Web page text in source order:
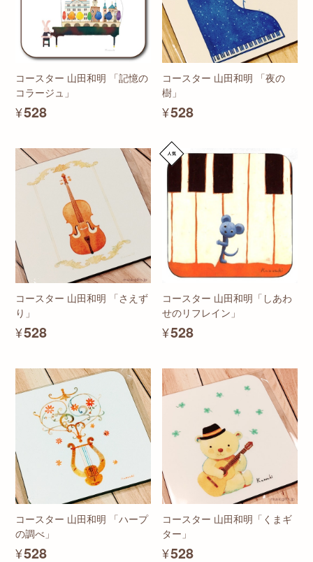
コースター 山田和明 「記憶の
コラージュ」
¥528
コースター 山田和明 「夜の
樹」
¥528
コースター 山田和明 「さえず
り」
¥528
コースター 山田和明「しあわ
せのリフレイン」
¥528
コースター 山田和明 「ハープ
の調べ」
¥528
コースター 山田和明「くまギ
ター」
¥528